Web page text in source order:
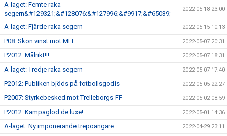
A-laget: Femte raka
segern&#129321;&#128076;&#127996;&#9917;&#65039;
2022-05-18 23:00
A-laget: Fjärde raka segern 2022-05-15 10:13
P08: Skön vinst mot MFF 2022-05-07 20:31
P2012: Målrikt!!! 2022-05-07 18:31
A-laget: Tredje raka segern 2022-05-07 17:40
P2012: Publiken bjöds på fotbollsgodis 2022-05-05 22:27
P2007: Styrkebesked mot Trelleborgs FF 2022-05-02 08:59
P2012: Kämpaglöd de luxe! 2022-05-01 14:36
A-laget: Ny imponerande trepoängare 2022-04-29 23:11